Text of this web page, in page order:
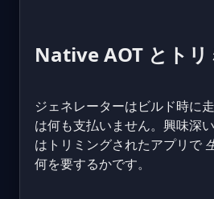
Native AOT とトリ
ジェネレーターはビルド時に
は何も支払いません。興味深
はトリミングされたアプリで
何を要するかです。